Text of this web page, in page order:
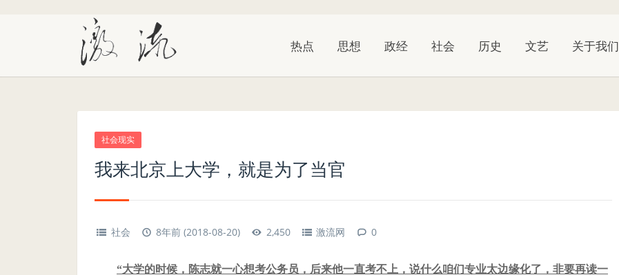
热点 思想 政经 社会 历史 文艺 关于我们
社会现实
我来北京上大学，就是为了当官
社会 8年前 (2018-08-20) 2,450 激流网 0
“大学的时候，陈志就一心想考公务员，后来他一直考不上，说什么咱们专业太边缘化了，非要再读一